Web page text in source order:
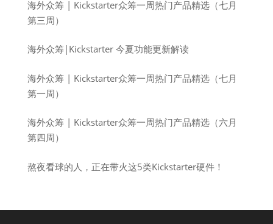
海外众筹 | Kickstarter众筹一周热门产品精选（七月
第三周）
海外众筹|Kickstarter 今夏功能更新解读
海外众筹 | Kickstarter众筹一周热门产品精选（七月
第一周）
海外众筹 | Kickstarter众筹一周热门产品精选（六月
第四周）
熬夜看球的人，正在带火这5类Kickstarter硬件！